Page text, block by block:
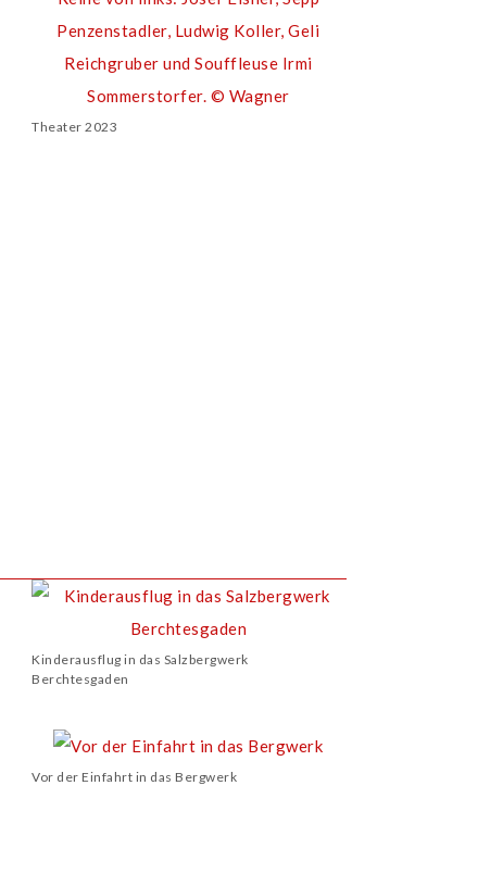
Theater 2023
Kinderausflug in das Salzbergwerk
Berchtesgaden
Vor der Einfahrt in das Bergwerk